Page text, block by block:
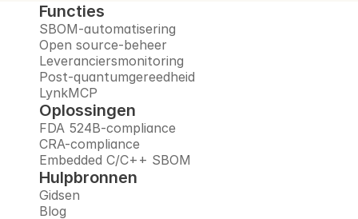
Functies
SBOM-automatisering
Open source-beheer
Leveranciersmonitoring
Post-quantumgereedheid
LynkMCP
Oplossingen
FDA 524B-compliance
CRA-compliance
Embedded C/C++ SBOM
Hulpbronnen
Gidsen
Blog